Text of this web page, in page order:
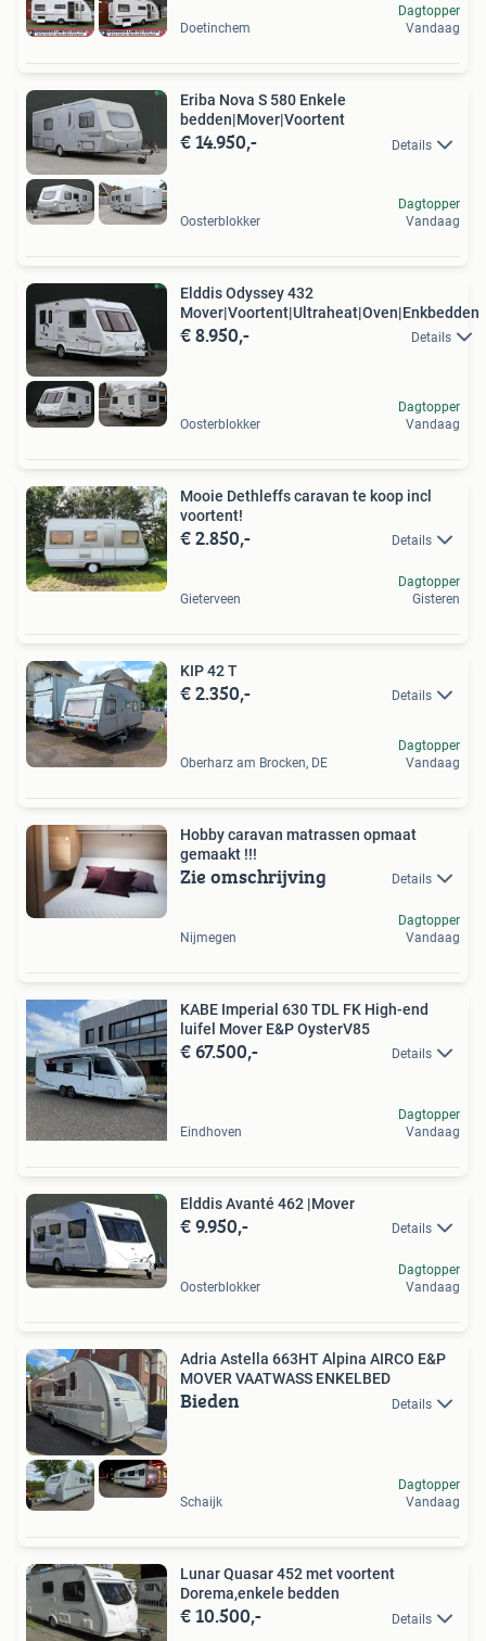
Doetinchem
Dagtopper
Vandaag
Eriba Nova S 580 Enkele
bedden|Mover|Voortent
€ 14.950,- Details
Oosterblokker
Dagtopper
Vandaag
Elddis Odyssey 432
Mover|Voortent|Ultraheat|Oven|Enkbedden
€ 8.950,- Details
Oosterblokker
Dagtopper
Vandaag
Mooie Dethleffs caravan te koop incl
voortent!
€ 2.850,- Details
Gieterveen
Dagtopper
Gisteren
KIP 42 T
€ 2.350,- Details
Oberharz am Brocken, DE
Dagtopper
Vandaag
Hobby caravan matrassen opmaat
gemaakt !!!
Zie omschrijving Details
Nijmegen
Dagtopper
Vandaag
KABE Imperial 630 TDL FK High-end
luifel Mover E&P OysterV85
€ 67.500,- Details
Eindhoven
Dagtopper
Vandaag
Elddis Avanté 462 |Mover
€ 9.950,- Details
Oosterblokker
Dagtopper
Vandaag
Adria Astella 663HT Alpina AIRCO E&P
MOVER VAATWASS ENKELBED
Bieden Details
Schaijk
Dagtopper
Vandaag
Lunar Quasar 452 met voortent
Dorema,enkele bedden
€ 10.500,- Details